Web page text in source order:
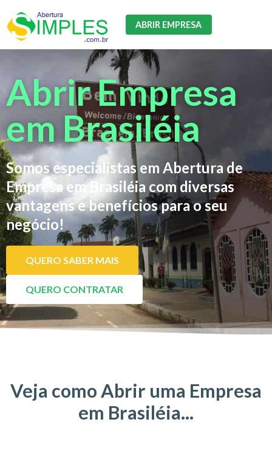
ABRIR EMPRESA
Abrir Empresa
em Brasiléia
Somos especialistas em Abertura de
Empresa em Brasiléia com diversas
vantagens e benefícios para o seu
negócio!
QUERO SABER MAIS
QUERO CONTRATAR
Veja como Abrir uma Empresa
em Brasiléia...